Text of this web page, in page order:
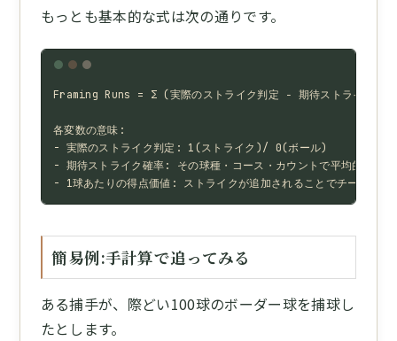
もっとも基本的な式は次の通りです。
Framing Runs = Σ (実際のストライク判定 − 期待ストライク確
各変数の意味:
- 実際のストライク判定: 1(ストライク)/ 0(ボール)
- 期待ストライク確率: その球種・コース・カウントで平均的にス
- 1球あたりの得点価値: ストライクが追加されることでチームに
簡易例:手計算で追ってみる
ある捕手が、際どい100球のボーダー球を捕球し
たとします。